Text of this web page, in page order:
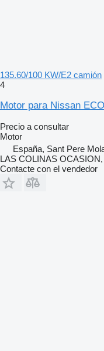
135.60/100 KW/E2 camión
4
Motor para Nissan
Precio a consultar
Motor
España, Sant Pere
LAS COLINAS OCASION,
Contacte con el vendedor